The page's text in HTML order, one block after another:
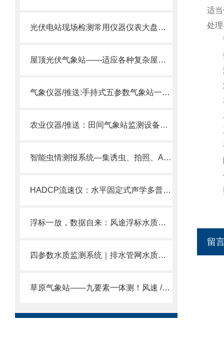
光伏电站现场检测常用仪器仪表大盘点——便携式EL检测仪
屋顶光伏气象站——适应各种复杂屋顶环境，长久使用不“掉链”。
气象仪器/推送:手持式五参数气象站一体机—一种高效、便捷的气象测量设备
农业仪器/推送：田间气象站监测设备—24小时不间断地监测农田气象环境
智能虫情测报系统—集诱虫、拍照、AI识别、数据上报于一体。
HADCP流速仪：水平固定式声学多普勒流速剖面仪内陆水域流量监测性价比之选
浮标一放，数据自来：风途浮标水质监测系统适合河道、湖泊、水库全域布点。
四参数水质监测系统｜排水管网水质监测，COD/氨氮/pH/浊度，在线盯防。
草原气象站——九要素一体测！风速 /pm2.5 / 总辐射全涵盖，草原监测更全面
适
处
调
技
测
测
本
工
工
平
供
数
留